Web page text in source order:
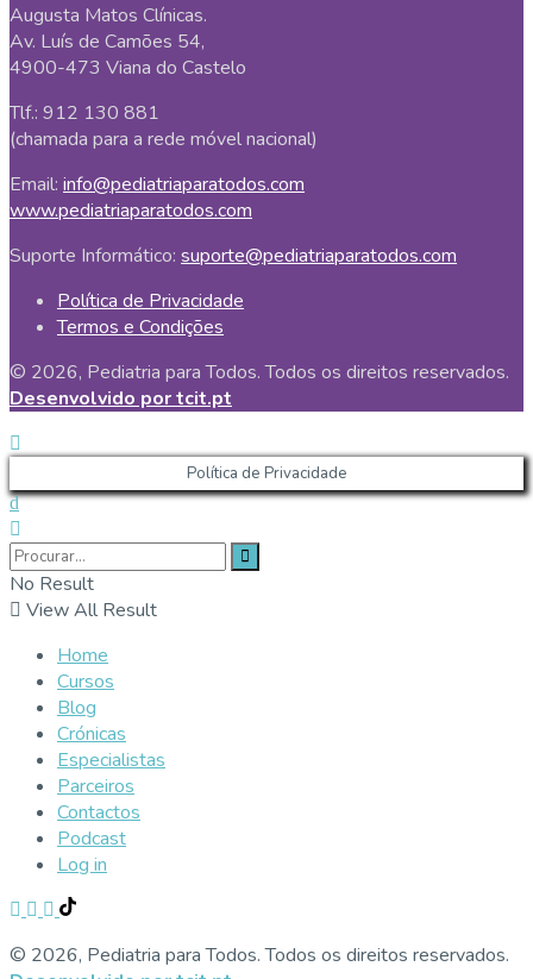
Augusta Matos Clínicas.
Av. Luís de Camões 54,
4900-473 Viana do Castelo
Tlf.: 912 130 881
(chamada para a rede móvel nacional)
Email: info@pediatriaparatodos.com
www.pediatriaparatodos.com
Suporte Informático: suporte@pediatriaparatodos.com
Política de Privacidade
Termos e Condições
© 2026, Pediatria para Todos. Todos os direitos reservados.
Desenvolvido por tcit.pt
Política de Privacidade
No Result
View All Result
Home
Cursos
Blog
Crónicas
Especialistas
Parceiros
Contactos
Podcast
Log in
© 2026, Pediatria para Todos. Todos os direitos reservados.